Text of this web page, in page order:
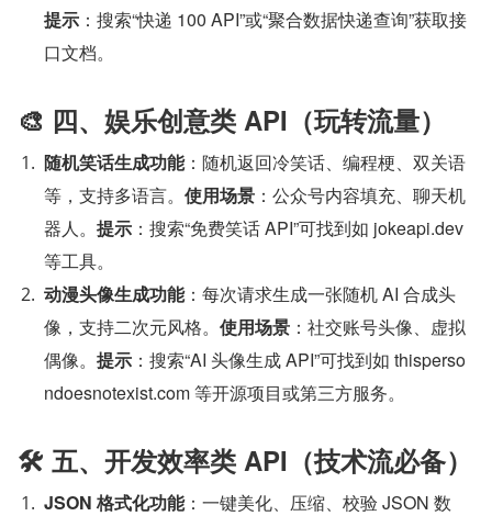
提示 ：搜索“快递 100 API”或“聚合数据快递查询”获取接
口文档。
🎨 四、娱乐创意类 API（玩转流量）
随机笑话生成功能：随机返回冷笑话、编程梗、双关语
等，支持多语言。 使用场景 ：公众号内容填充、聊天机
器人。 提示 ：搜索“免费笑话 API”可找到如 jokeapi.dev
等工具。
动漫头像生成功能：每次请求生成一张随机 AI 合成头
像，支持二次元风格。 使用场景 ：社交账号头像、虚拟
偶像。 提示 ：搜索“AI 头像生成 API”可找到如 thisperso
ndoesnotexist.com 等开源项目或第三方服务。
🛠️ 五、开发效率类 API（技术流必备）
JSON 格式化功能：一键美化、压缩、校验 JSON 数